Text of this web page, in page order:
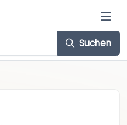
Suchen